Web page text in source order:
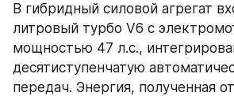
В гибридный силовой агрегат
литровый турбо V6 с
мощностью 47 л.с.,
десятиступенчатую
передач. Энергия, полученная